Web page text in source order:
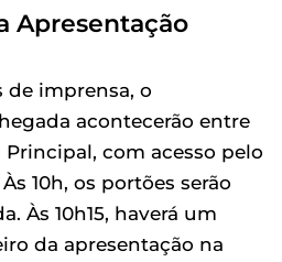
Apresentação
de imprensa, o
acontecerão entre
Principal, com acesso pelo
10h, os portões serão
Às 10h15, haverá um
da apresentação na